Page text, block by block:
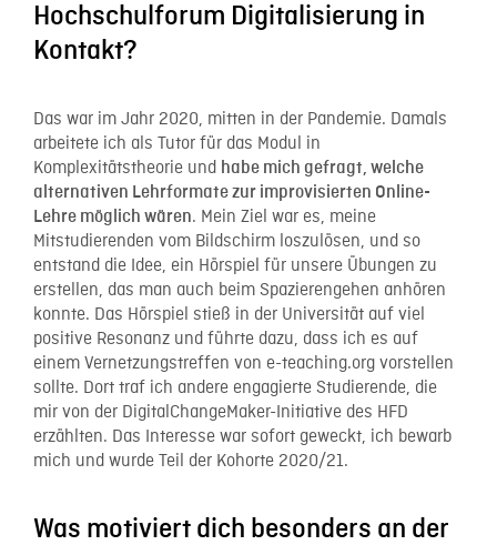
Hochschulforum Digitalisierung in
Kontakt?
Das war im Jahr 2020, mitten in der Pandemie. Damals
arbeitete ich als Tutor für das Modul in
Komplexitätstheorie und habe mich gefragt, welche
alternativen Lehrformate zur improvisierten Online-
Lehre möglich wären. Mein Ziel war es, meine
Mitstudierenden vom Bildschirm loszulösen, und so
entstand die Idee, ein Hörspiel für unsere Übungen zu
erstellen, das man auch beim Spazierengehen anhören
konnte. Das Hörspiel stieß in der Universität auf viel
positive Resonanz und führte dazu, dass ich es auf
einem Vernetzungstreffen von e-teaching.org vorstellen
sollte. Dort traf ich andere engagierte Studierende, die
mir von der DigitalChangeMaker-Initiative des HFD
erzählten. Das Interesse war sofort geweckt, ich bewarb
mich und wurde Teil der Kohorte 2020/21.
Was motiviert dich besonders an der